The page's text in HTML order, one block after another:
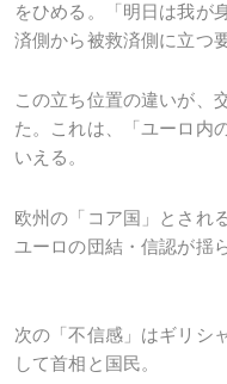
をひめる。「明日は我が
済側から被救済側に立つ
この立ち位置の違いが、
た。これは、「ユーロ内
いえる。
欧州の「コア国」とされ
ユーロの団結・信認が揺
次の「不信感」はギリシ
して首相と国民。